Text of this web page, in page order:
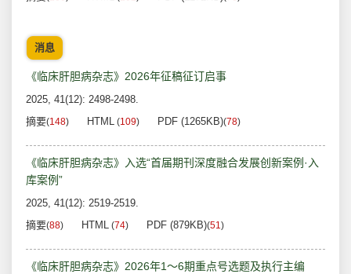
消息
《临床肝胆病杂志》2026年征稿征订启事
2025, 41(12): 2498-2498.
摘要(148) HTML (109) PDF (1265KB)(78)
《临床肝胆病杂志》入选“首届期刊深度融合发展创新案例·入
库案例”
2025, 41(12): 2519-2519.
摘要(88) HTML (74) PDF (879KB)(51)
《临床肝胆病杂志》2026年1～6期重点号选题及执行主编